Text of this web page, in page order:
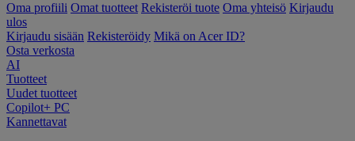
Oma profiili Omat tuotteet Rekisteröi tuote Oma yhteisö Kirjaudu
ulos
Kirjaudu sisään Rekisteröidy Mikä on Acer ID?
Osta verkosta
AI
Tuotteet
Uudet tuotteet
Copilot+ PC
Kannettavat